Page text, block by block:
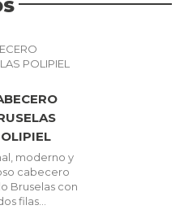
moderno y
cabecero
Bruselas con
filas...